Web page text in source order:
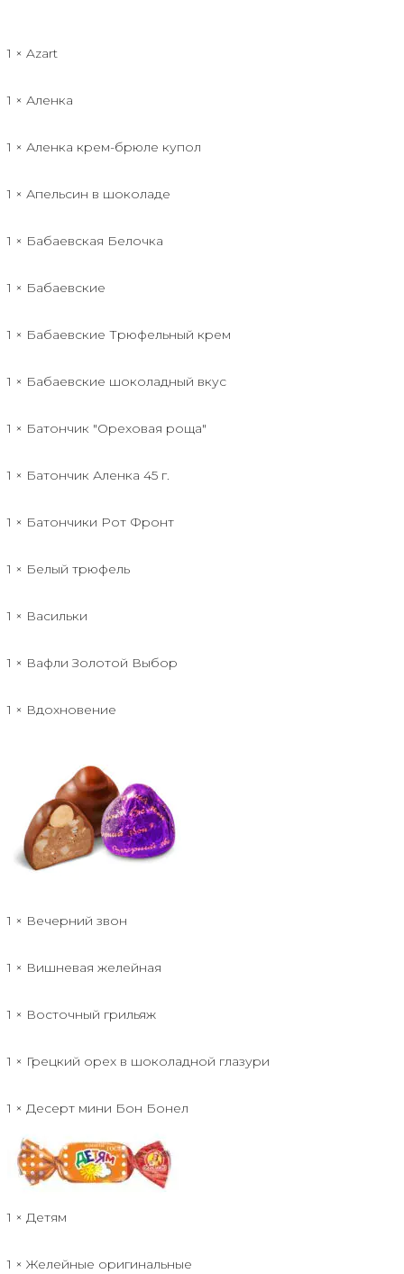
1 × Azart
1 × Аленка
1 × Аленка крем-брюле купол
1 × Апельсин в шоколаде
1 × Бабаевская Белочка
1 × Бабаевские
1 × Бабаевские Трюфельный крем
1 × Бабаевские шоколадный вкус
1 × Батончик "Ореховая роща"
1 × Батончик Аленка 45 г.
1 × Батончики Рот Фронт
1 × Белый трюфель
1 × Васильки
1 × Вафли Золотой Выбор
1 × Вдохновение
1 × Вечерний звон
1 × Вишневая желейная
1 × Восточный грильяж
1 × Грецкий орех в шоколадной глазури
1 × Десерт мини Бон Бонел
1 × Детям
1 × Желейные оригинальные